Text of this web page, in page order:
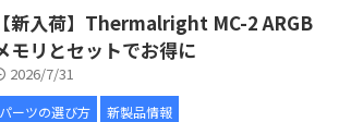
【新入荷】Thermalright MC-2 ARGB
モリとセットでお得に
2026/7/31
パーツの選び方 新製品情報